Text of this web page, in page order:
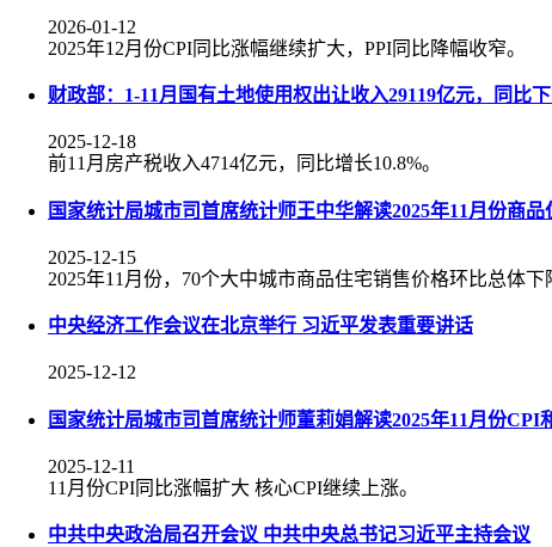
2026-01-12
2025年12月份CPI同比涨幅继续扩大，PPI同比降幅收窄。
财政部：1-11月国有土地使用权出让收入29119亿元，同比
2025-12-18
前11月房产税收入4714亿元，同比增长10.8%。
国家统计局城市司首席统计师王中华解读2025年11月份商
2025-12-15
2025年11月份，70个大中城市商品住宅销售价格环比总体下
中央经济工作会议在北京举行 习近平发表重要讲话
2025-12-12
国家统计局城市司首席统计师董莉娟解读2025年11月份CPI
2025-12-11
11月份CPI同比涨幅扩大 核心CPI继续上涨。
中共中央政治局召开会议 中共中央总书记习近平主持会议